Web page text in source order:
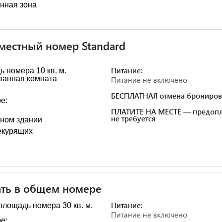
зона
номер Standard
номера 10 кв. м.
комната
здании
Питание:
Питание не включено
БЕСПЛАТНАЯ отмена
ПЛАТИТЕ НА МЕСТЕ —
не требуется
в общем номере
номера 30 кв. м.
Питание:
Питание не включено